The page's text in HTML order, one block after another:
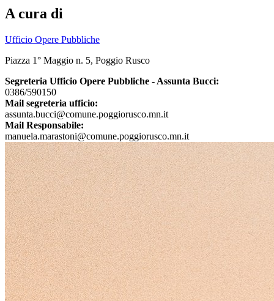
A cura di
Ufficio Opere Pubbliche
Piazza 1° Maggio n. 5, Poggio Rusco
Segreteria Ufficio Opere Pubbliche - Assunta Bucci:
0386/590150
Mail segreteria ufficio:
assunta.bucci@comune.poggiorusco.mn.it
Mail Responsabile:
manuela.marastoni@comune.poggiorusco.mn.it